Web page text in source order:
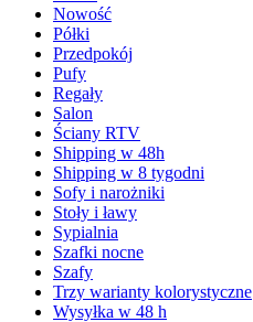
Nowość
Półki
Przedpokój
Pufy
Regały
Salon
Ściany RTV
Shipping w 48h
Shipping w 8 tygodni
Sofy i narożniki
Stoły i ławy
Sypialnia
Szafki nocne
Szafy
Trzy warianty kolorystyczne
Wysyłka w 48 h